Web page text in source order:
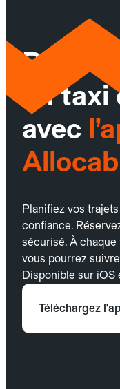
un
avec
Allocab
Planifiez vos
confiance.
sécurisé. À
vous pourrez
Disponible sur iOS
Téléchargez